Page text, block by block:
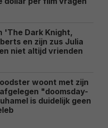
'The Dark Knight,
en zijn zus Julia
niet altijd vrienden
woont met zijn
"doomsday-
is duidelijk geen